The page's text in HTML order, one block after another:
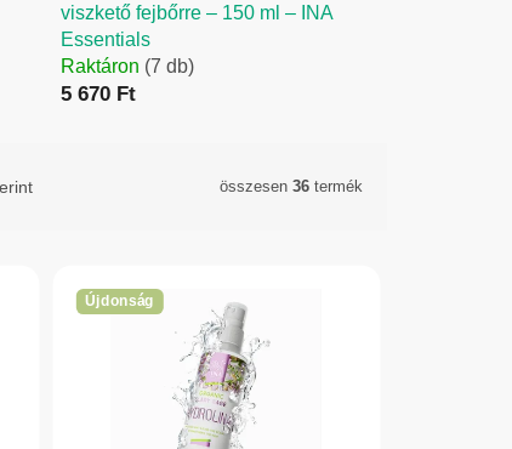
viszkető fejbőrre – 150 ml – INA
Essentials
Raktáron (7 db)
5 670 Ft
összesen 36 termék
Újdonság